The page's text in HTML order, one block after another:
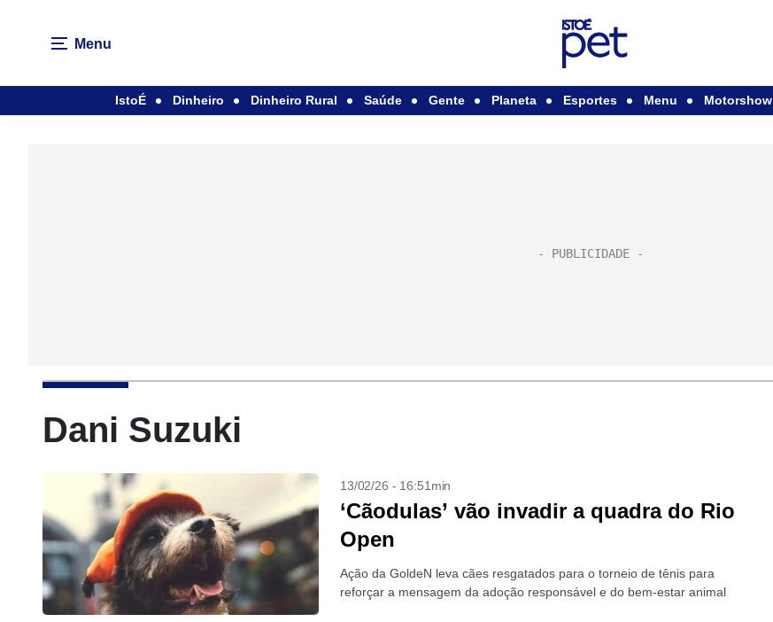
Menu
IstoÉ Dinheiro Dinheiro Rural Saúde Gente Planeta Esportes Menu Motorshow
Dani Suzuki
13/02/26 - 16:51min
‘Cãodulas’ vão invadir a quadra do Rio
Open
Ação da GoldeN leva cães resgatados para o torneio de tênis para
reforçar a mensagem da adoção responsável e do bem-estar animal